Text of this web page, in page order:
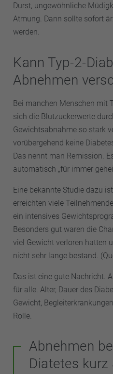
Durst, ungewöhnliche
Atmung. Dann sollte sofort
werden.
Kann Typ-2-
Abnehmen
Bei manchen Menschen mit
sich die Blutzuckerwerte
Gewichtsabnahme so stark
vorübergehend keine
Das nennt man Remission.
automatisch „für immer
Eine bekannte Studie dazu
erreichten viele
ein intensives
Besonders gut waren die
viel Gewicht verloren hatten
nicht sehr lange bestand.
Das ist eine gute Nachricht.
für alle. Alter, Dauer des
Gewicht,
Rolle.
Abnehmen
Diatetes kurz